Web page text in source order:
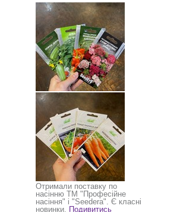
Отримали поставку по
насінню ТМ "Професійне
насіння" і "Seedera". Є класні
новинки. Подивитись